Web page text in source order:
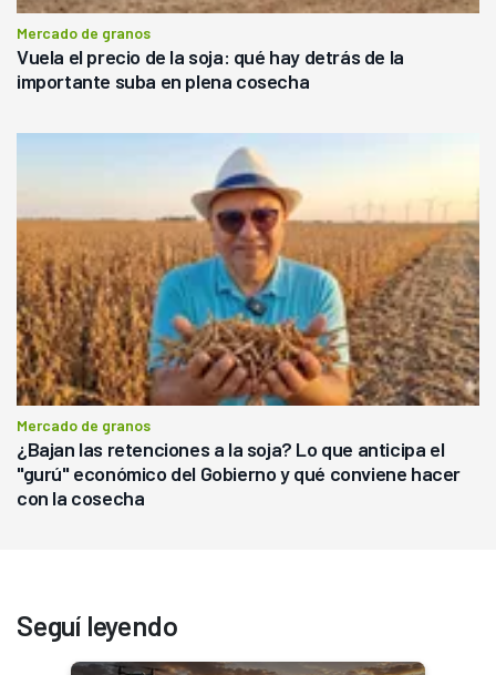
Mercado de granos
Vuela el precio de la soja: qué hay detrás de la
importante suba en plena cosecha
Mercado de granos
¿Bajan las retenciones a la soja? Lo que anticipa el
"gurú" económico del Gobierno y qué conviene hacer
con la cosecha
Seguí leyendo